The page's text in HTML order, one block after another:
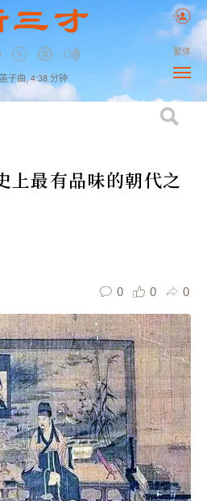
笛子曲, 4:38 分钟
繁体
最有品味的朝代之
0 0 0